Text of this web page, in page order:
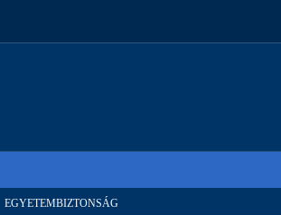
EGYETEMBIZTONSÁG